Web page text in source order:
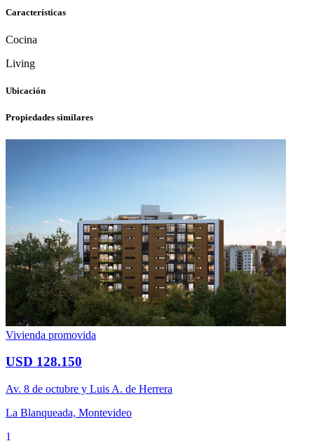
Características
Cocina
Living
Ubicación
Propiedades similares
Vivienda promovida
USD 128.150
Av. 8 de octubre y Luis A. de Herrera
La Blanqueada, Montevideo
1